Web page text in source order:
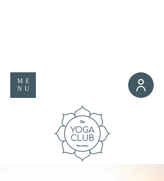
ME
NU